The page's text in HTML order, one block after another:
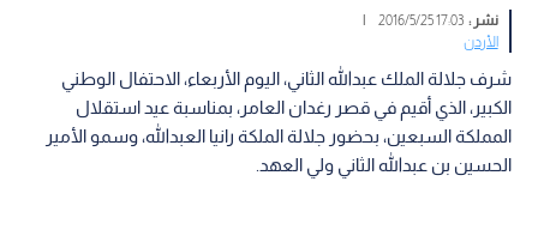
نشر :17:03 2016/5/25
|
الأردن
شرف جلالة الملك عبدالله الثاني، اليوم الأربعاء، الاحتفال الوطني
الكبير، الذي أقيم في قصر رغدان العامر، بمناسبة عيد استقلال
المملكة السبعين، بحضور جلالة الملكة رانيا العبدالله، وسمو الأمير
الحسين بن عبدالله الثاني ولي العهد.